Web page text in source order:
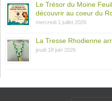
Le Trésor du Moine
découvrir au coeur du
mercredi 1 juillet 2026
La Tresse Rhodienne
jeudi 18 juin 2026